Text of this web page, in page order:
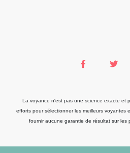
La voyance n'est pas une science exacte et
efforts pour sélectionner les meilleurs voyantes
fournir aucune garantie de résultat sur les